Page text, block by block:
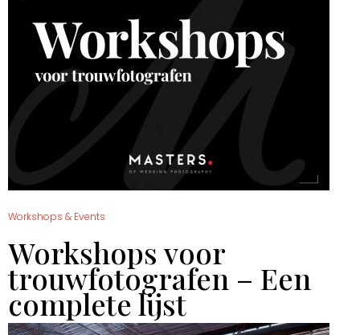
Workshops & Events
Workshops voor
trouwfotografen – Een
complete lijst